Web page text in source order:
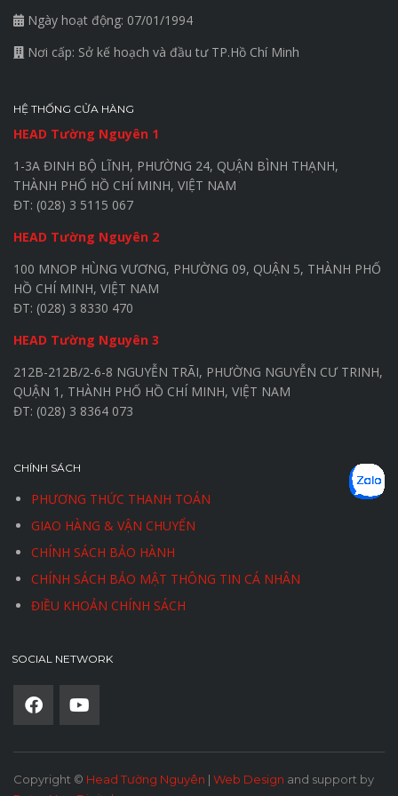
Ngày hoạt động: 07/01/1994
Nơi cấp: Sở kế hoạch và đầu tư TP.Hồ Chí Minh
HỆ THỐNG CỬA HÀNG
HEAD Tường Nguyên 1
1-3A ĐINH BỘ LĨNH, PHƯỜNG 24, QUẬN BÌNH THẠNH,
THÀNH PHỐ HỒ CHÍ MINH, VIỆT NAM
ĐT: (028) 3 5115 067
HEAD Tường Nguyên 2
100 MNOP HÙNG VƯƠNG, PHƯỜNG 09, QUẬN 5, THÀNH PHỐ
HỒ CHÍ MINH, VIỆT NAM
ĐT: (028) 3 8330 470
HEAD Tường Nguyên 3
212B-212B/2-6-8 NGUYỄN TRÃI, PHƯỜNG NGUYỄN CƯ TRINH,
QUẬN 1, THÀNH PHỐ HỒ CHÍ MINH, VIỆT NAM
ĐT: (028) 3 8364 073
CHÍNH SÁCH
PHƯƠNG THỨC THANH TOÁN
GIAO HÀNG & VẬN CHUYỂN
CHÍNH SÁCH BẢO HÀNH
CHÍNH SÁCH BẢO MẬT THÔNG TIN CÁ NHÂN
ĐIỀU KHOẢN CHÍNH SÁCH
SOCIAL NETWORK
Copyright © Head Tường Nguyên | Web Design and support by